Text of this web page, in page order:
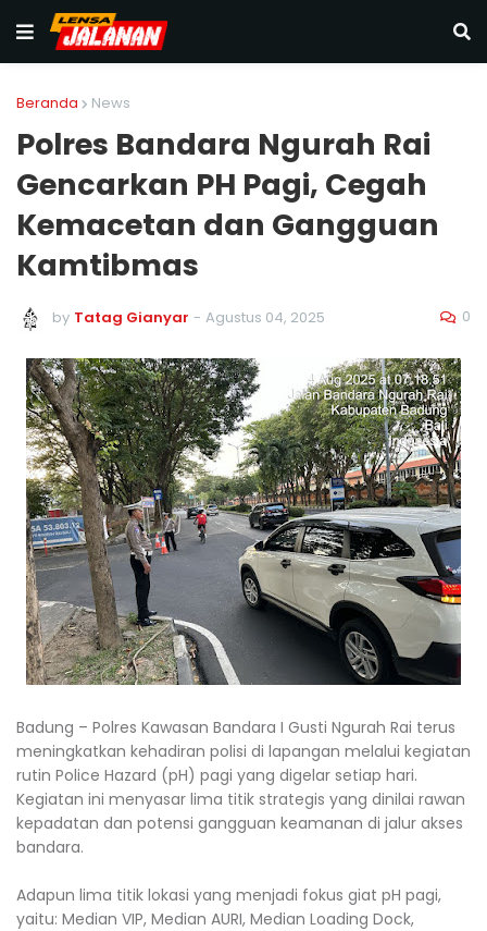
Beranda News
Polres Bandara Ngurah Rai
Gencarkan PH Pagi, Cegah
Kemacetan dan Gangguan
Kamtibmas
by Tatag Gianyar - Agustus 04, 2025 0
Badung – Polres Kawasan Bandara I Gusti Ngurah Rai terus
meningkatkan kehadiran polisi di lapangan melalui kegiatan
rutin Police Hazard (pH) pagi yang digelar setiap hari.
Kegiatan ini menyasar lima titik strategis yang dinilai rawan
kepadatan dan potensi gangguan keamanan di jalur akses
bandara.
Adapun lima titik lokasi yang menjadi fokus giat pH pagi,
yaitu: Median VIP, Median AURI, Median Loading Dock,